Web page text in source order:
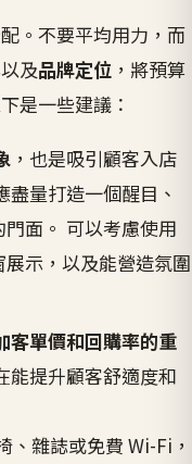
。不要平均用力，而
以及品牌定位 ，將預算
是一些建議：
，也是吸引顧客入店
量打造一個醒目、
面。 可以考慮使用
示，以及能營造氛圍
客單價和回購率的重
能提升顧客舒適度和
、雜誌或免費 Wi-Fi，